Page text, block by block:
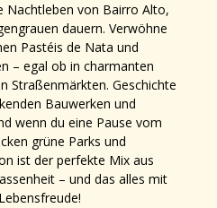
Nachtleben von Bairro Alto,
dauern. Verwöhne
Pastéis de Nata und
– egal ob in charmanten
Straßenmärkten. Geschichte
Bauwerken und
wenn du eine Pause vom
grüne Parks und
ist der perfekte Mix aus
– und das alles mit